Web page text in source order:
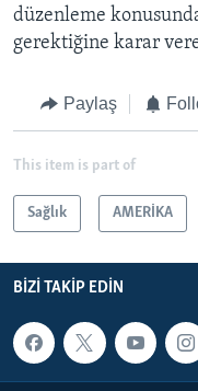
düzenleme
gerektiğine karar
Paylaş
This item is part of
Sağlık AMERİKA
BIZI TAKIP EDIN